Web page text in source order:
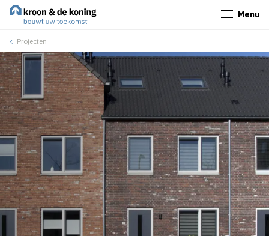
Menu
Projecten
Sluiten